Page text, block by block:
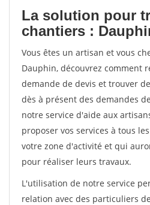
La solution pour
chantiers :
Vous êtes un artisan et vous
Dauphin, découvrez comment
demande de devis et trouver
dès à présent des demandes
notre service d'aide aux
proposer vos services à tous
votre zone d'activité et qui
pour réaliser leurs travaux.
L'utilisation de notre service
relation avec des particuliers